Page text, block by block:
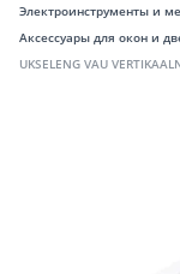
Электроинструменты и
Аксессуары для окон и
UKSELENG VAU